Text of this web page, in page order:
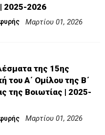
2025-2026
Μαρτίου 01, 2026
της 15ης
του Α΄ Ομίλου της Β΄
της Βοιωτίας | 2025-
Μαρτίου 01, 2026